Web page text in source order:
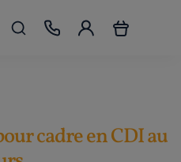
cadre en CDI au